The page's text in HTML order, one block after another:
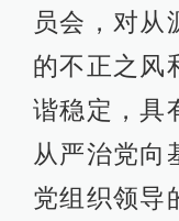
员会，对从
的不正之风
谐稳定，具
从严治党向
党组织领导